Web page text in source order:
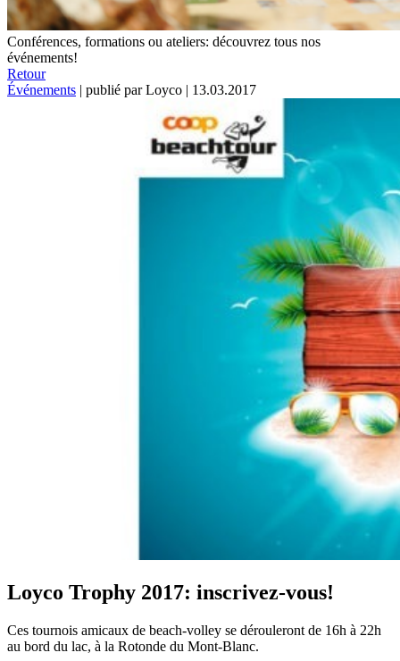
Conférences, formations ou ateliers: découvrez tous nos
événements!
Retour
Événements | publié par Loyco | 13.03.2017
Loyco Trophy 2017: inscrivez-vous!
Ces tournois amicaux de beach-volley se dérouleront de 16h à 22h
au bord du lac, à la Rotonde du Mont-Blanc.